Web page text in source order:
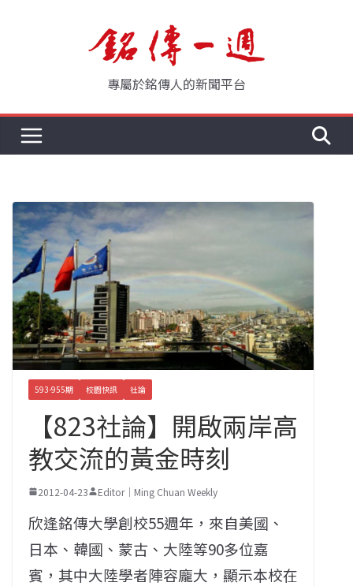
專屬於銘傳人的新聞平台
593-955期 校園快訊 社論
【823社論】開啟兩岸高
教交流的黃金時刻
2012-04-23 Editor｜Ming Chuan Weekly
欣逢銘傳大學創校55週年，來自美國、
日本、韓國、蒙古、大陸等90多位嘉
賓，其中大陸學者陣容龐大，顯示本校在